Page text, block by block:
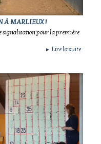
À MARLIEUX !
signalisation pour la première
► Lire la suite